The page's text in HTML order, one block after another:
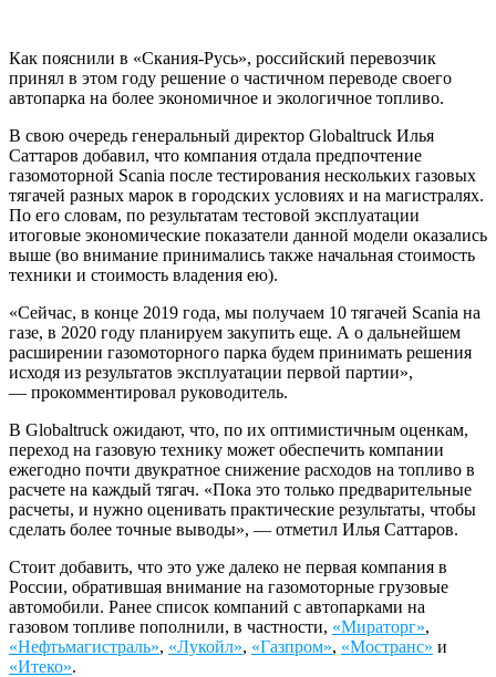
Как пояснили в «Скания-Русь», российский перевозчик
принял в этом году решение о частичном переводе своего
автопарка на более экономичное и экологичное топливо.
В свою очередь генеральный директор Globaltruck Илья
Саттаров добавил, что компания отдала предпочтение
газомоторной Scania после тестирования нескольких газовых
тягачей разных марок в городских условиях и на магистралях.
По его словам, по результатам тестовой эксплуатации
итоговые экономические показатели данной модели оказались
выше (во внимание принимались также начальная стоимость
техники и стоимость владения ею).
«Сейчас, в конце 2019 года, мы получаем 10 тягачей Scania на
газе, в 2020 году планируем закупить еще. А о дальнейшем
расширении газомоторного парка будем принимать решения
исходя из результатов эксплуатации первой партии»,
— прокомментировал руководитель.
В Globaltruck ожидают, что, по их оптимистичным оценкам,
переход на газовую технику может обеспечить компании
ежегодно почти двукратное снижение расходов на топливо в
расчете на каждый тягач. «Пока это только предварительные
расчеты, и нужно оценивать практические результаты, чтобы
сделать более точные выводы», — отметил Илья Саттаров.
Стоит добавить, что это уже далеко не первая компания в
России, обратившая внимание на газомоторные грузовые
автомобили. Ранее список компаний с автопарками на
газовом топливе пополнили, в частности, «Мираторг»,
«Нефтьмагистраль», «Лукойл», «Газпром», «Мостранс» и
«Итеко».